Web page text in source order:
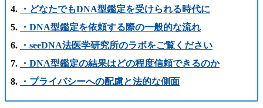
・どなたでもDNA型鑑定を受けられる時代に
・DNA型鑑定を依頼する際の一般的な流れ
・seeDNA法医学研究所のラボをご覧ください
・DNA型鑑定の結果はどの程度信頼できるのか
・プライバシーへの配慮と法的な側面